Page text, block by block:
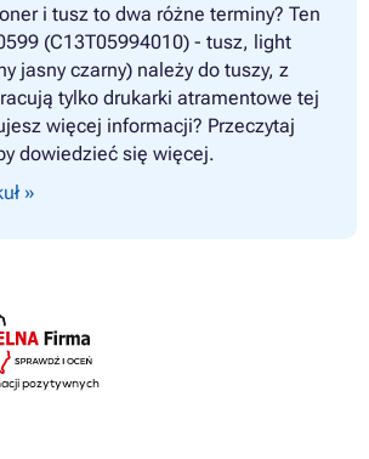
i tusz to dwa różne terminy? Ten
(C13T05994010) - tusz, light
jasny czarny) należy do tuszy, z
tylko drukarki atramentowe tej
więcej informacji? Przeczytaj
dowiedzieć się więcej.
»